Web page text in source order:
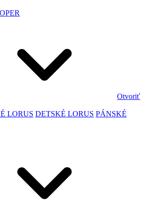
Otvoriť
LORUS DETSKÉ LORUS PÁNSKÉ